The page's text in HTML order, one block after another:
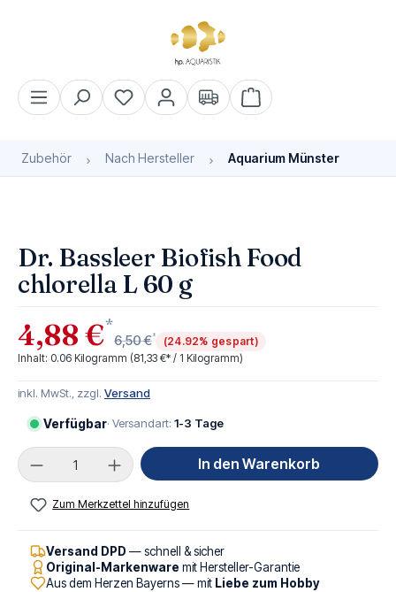
Warenkorb enthält 0
Zubehör Nach Hersteller Aquarium Münster
Dr. Bassleer Biofish Food
chlorella L 60 g
4,88 €*
6,50 €*
(24.92% gespart)
Inhalt: 0.06 Kilogramm (81,33 €* / 1 Kilogramm)
inkl. MwSt., zzgl. Versand
Verfügbar· Versandart: 1-3 Tage
Produkt Anzahl: Gib den gewünschten Wert
In den Warenkorb
Zum Merkzettel hinzufügen
Versand DPD — schnell & sicher
Original-Markenware mit Hersteller-Garantie
Aus dem Herzen Bayerns — mit Liebe zum Hobby